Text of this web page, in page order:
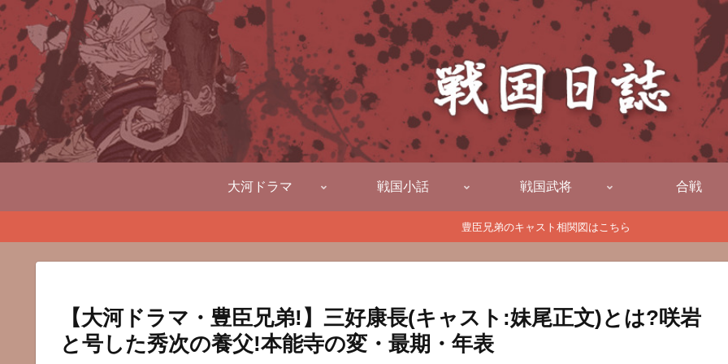
大河ドラマ 戦国小話 戦国武将 合戦
豊臣兄弟のキャスト相関図はこちら
【大河ドラマ・豊臣兄弟!】三好康長(キャスト:妹尾正文)とは?咲岩
と号した秀次の養父!本能寺の変・最期・年表